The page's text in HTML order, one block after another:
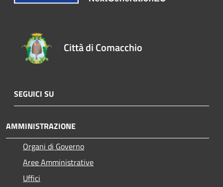
Città di Comacchio
SEGUICI SU
AMMINISTRAZIONE
Organi di Governo
Aree Amministrative
Uffici